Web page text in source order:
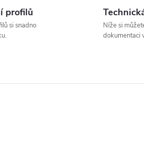
profilů
si snadno
Níže si
dokumentaci